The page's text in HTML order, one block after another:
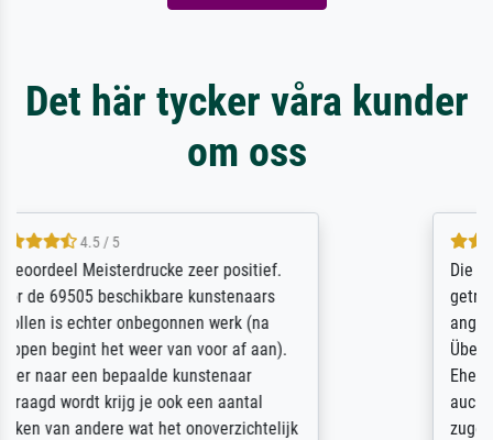
Det här tycker våra kunder
om oss
Die Zufriedenheit ist auch nicht dadurch
getrübt, dass das Bild entgegen einer
angegebenen Lieferanschrift (sollte eine
Überraschung für die normannische
Ehefrau sein zum Hochzeits- gleichzeitig
auch Geburtstag sein) doch nach zu Hause
zugestellt wurde.